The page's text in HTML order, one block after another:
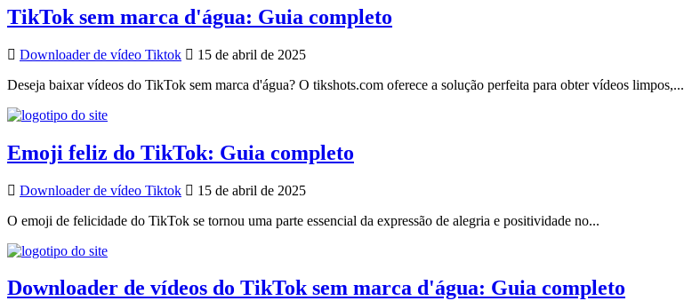
TikTok sem marca d'água: Guia completo
Downloader de vídeo Tiktok
15 de abril de 2025
Deseja baixar vídeos do TikTok sem marca d'água? O tikshots.com oferece a solução perfeita para obter vídeos limpos,...
Emoji feliz do TikTok: Guia completo
Downloader de vídeo Tiktok
15 de abril de 2025
O emoji de felicidade do TikTok se tornou uma parte essencial da expressão de alegria e positividade no...
Downloader de vídeos do TikTok sem marca d'água: Guia completo